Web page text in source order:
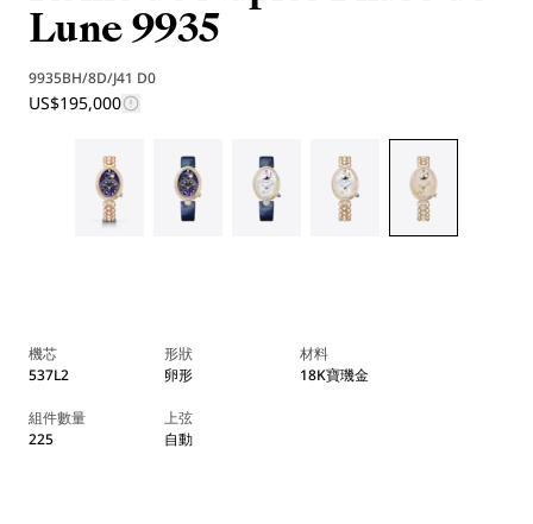
Lune 9935
9935BH/8D/J41 D0
US$195,000
機芯
537L2
形狀
卵形
材料
18K寶璣金
組件數量
225
上弦
自動